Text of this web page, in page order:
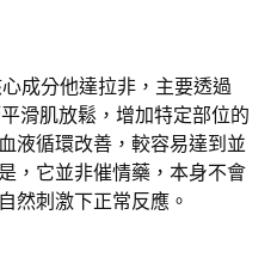
成分他達拉非，主要透過
滑肌放鬆，增加特定部位的
液循環改善，較容易達到並
，它並非催情藥，本身不會
然刺激下正常反應。